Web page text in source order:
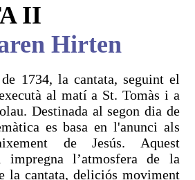
II
Hirten
1734, la cantata, seguint el
al matí a St. Tomàs i a
Destinada al segon dia de
es basa en l'anunci als
de Jesús. Aquest
impregna l’atmosfera de la
la cantata, deliciós moviment